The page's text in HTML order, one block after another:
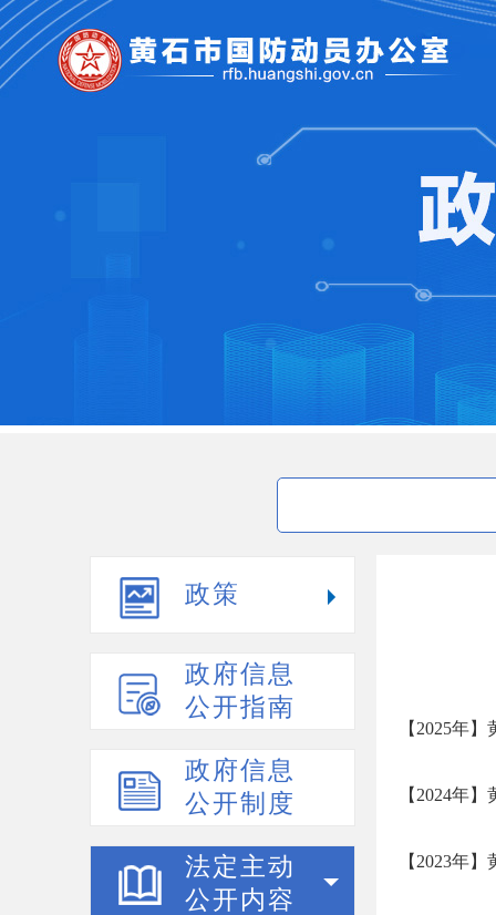
政策
政府信息
公开指南
政府信息
公开制度
法定主动
公开内容
【2025年
【2024年
【2023年